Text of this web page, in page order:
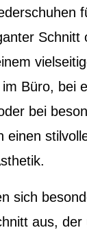
Schnitt
Büro, bei
bei
einen
sich
aus,